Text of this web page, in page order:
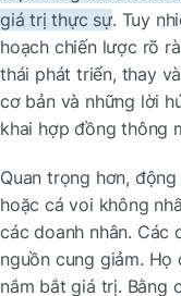
giá trị thực sự. Tuy
hoạch chiến lược rõ
thái phát triển, thay
cơ bản và những lời
khai hợp đồng thông
Quan trọng hơn,
hoặc cá voi không
các doanh nhân. Các
nguồn cung giảm.
nắm bắt giá trị. Bằng